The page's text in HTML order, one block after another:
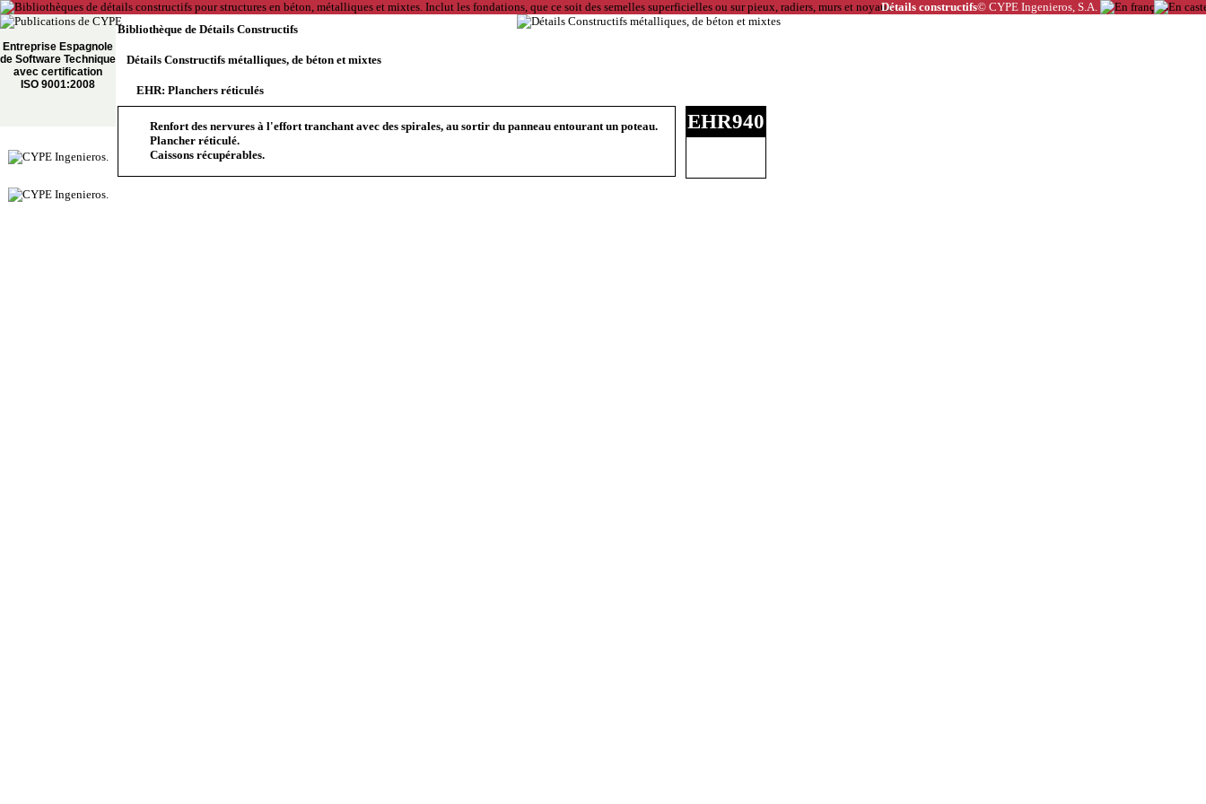
Détails constructifs© CYPE Ingenieros, S.A.
Entreprise Espagnole
de Software Technique
avec certification
ISO 9001:2008
Bibliothèque de Détails Constructifs
Détails Constructifs métalliques, de béton et mixtes
EHR: Planchers réticulés
Renfort des nervures à l'effort tranchant avec des spirales, au sortir du panneau entourant un poteau.
Plancher réticulé.
Caissons récupérables.
EHR940